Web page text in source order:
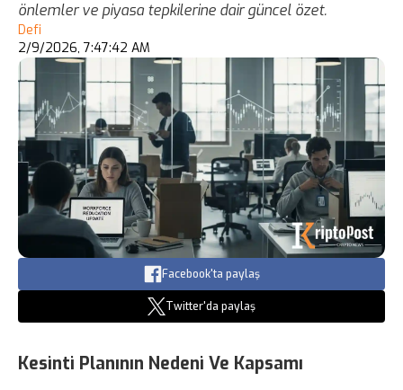
önlemler ve piyasa tepkilerine dair güncel özet.
Defi
2/9/2026, 7:47:42 AM
Facebook'ta paylaş
Twitter'da paylaş
Kesinti Planının Nedeni Ve Kapsamı